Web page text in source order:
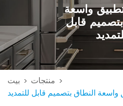
واسعة
قابل
بيت > منتجات >
النطاق بتصميم قابل للتمديد